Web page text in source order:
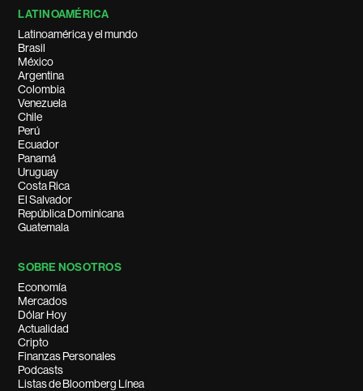
LATINOAMÉRICA
Latinoamérica y el mundo
Brasil
México
Argentina
Colombia
Venezuela
Chile
Perú
Ecuador
Panamá
Uruguay
Costa Rica
El Salvador
República Dominicana
Guatemala
SOBRE NOSOTROS
Economía
Mercados
Dólar Hoy
Actualidad
Cripto
Finanzas Personales
Podcasts
Listas de Bloomberg Línea